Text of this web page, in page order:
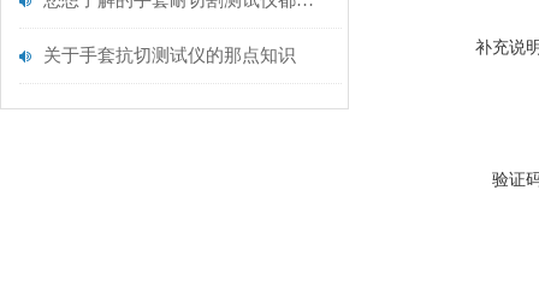
关于手套抗切测试仪的那点知识 补充说
验证